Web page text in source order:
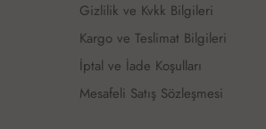
Gizlilik ve Kvkk Bilgileri
Kargo ve Teslimat Bilgileri
İptal ve İade Koşulları
Mesafeli Satış Sözleşmesi